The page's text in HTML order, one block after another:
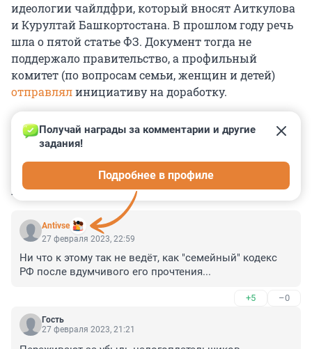
идеологии чайлдфри, который вносят Аиткулова
и Курултай Башкортостана. В прошлом году речь
шла о пятой статье ФЗ. Документ тогда не
поддержало правительство, а профильный
комитет (по вопросам семьи, женщин и детей)
отправлялинициативу на доработку.
КОММЕНТАРИИ 38
Antivse
Получай награды за комментарии и другие
задания!
Подробнее в профиле
27 февраля 2023, 22:59
Ни что к этому так не ведёт, как "семейный" кодекс
РФ после вдумчивого его прочтения...
+5 –0
Гость
27 февраля 2023, 21:21